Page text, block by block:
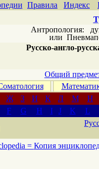
Правила Индекс
Антропология:
или
Русско-англо-
Общий
Ж З И К Л М
Н
F G H I J K
L
= Копия